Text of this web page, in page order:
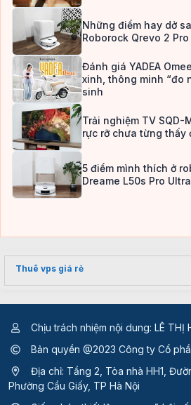
Những điểm hay dở
Roborock Qrevo 2 Pro
Đánh giá YADEA
xinh, thông minh “đo
sinh
Trải nghiệm TV SQD-
rực rỡ chưa từng thấy
5 điểm mình thích ở
Dreame L50s Pro Ultra
Thuê vps giá rẻ
Chịu trách nhiệm nội dung: LÊ THỊ
Bản quyền @2023 Công ty Cổ
Địa chỉ: Tầng 2, Tòa nhà HH1,
Phường Cầu Giấy, TP Hà Nội